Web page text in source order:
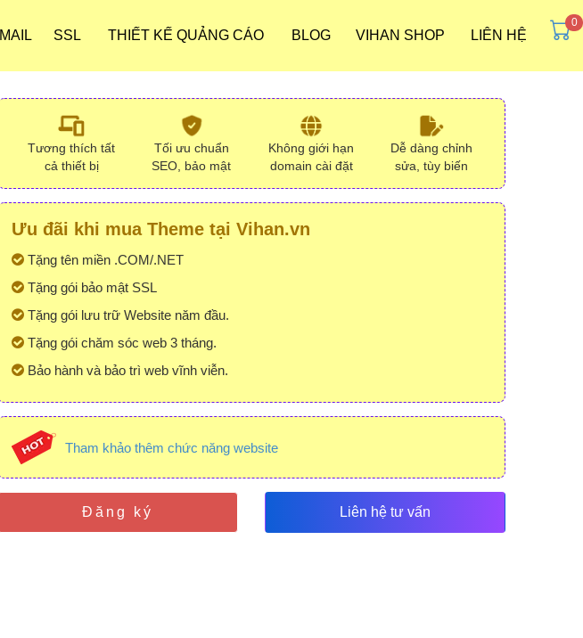
MAIL SSL THIẾT KẾ QUẢNG CÁO BLOG VIHAN SHOP LIÊN HỆ
Tương thích tất
cả thiết bị
Tối ưu chuẩn
SEO, bảo mật
Không giới hạn
domain cài đặt
Dễ dàng chỉnh
sửa, tùy biến
Ưu đãi khi mua Theme tại Vihan.vn
Tặng tên miền .COM/.NET
Tặng gói bảo mật SSL
Tặng gói lưu trữ Website năm đầu.
Tặng gói chăm sóc web 3 tháng.
Bảo hành và bảo trì web vĩnh viễn.
Tham khảo thêm chức năng website
Đăng ký Liên hệ tư vấn